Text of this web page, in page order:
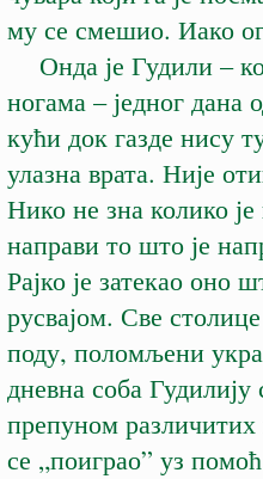
му се смешио. Иако
Онда је Гудили –
ногама – једног дана
кући док газде нису
улазна врата. Није
Нико не зна колико
направи то што је
Рајко је затекао оно
русвајом. Све
поду, поломљени
дневна соба
препуном
се „поиграо” уз